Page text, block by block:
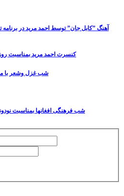
آهنگ ”کابل جان” توسط احمد مرید در
کنسرت احمد مرید بمناسبت
شب غزل وشعر با
شب فرهنگی افغانها بمناسبت